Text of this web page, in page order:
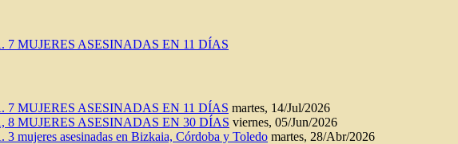
MUJERES ASESINADAS EN 11 DÍAS
MUJERES ASESINADAS EN 11 DÍAS martes, 14/Jul/2026
MUJERES ASESINADAS EN 30 DÍAS viernes, 05/Jun/2026
asesinadas en Bizkaia, Córdoba y Toledo martes, 28/Abr/2026